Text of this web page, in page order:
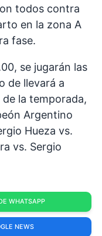
todos contra
en la zona A
fase.
se jugarán las
de llevará a
la temporada,
Argentino
Hueza vs.
vs. Sergio
WHATSAPP
NEWS